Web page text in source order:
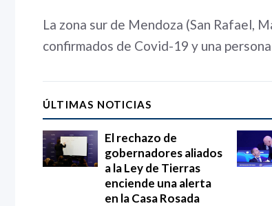
La zona sur de Mendoza (San Rafael,
confirmados de Covid-19 y una
ÚLTIMAS NOTICIAS
El rechazo de
gobernadores aliados
a la Ley de Tierras
enciende una alerta
en la Casa Rosada